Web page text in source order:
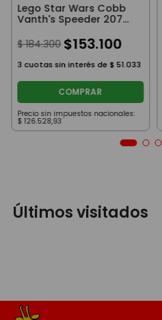
Lego Star Wars Cobb
Vanth's Speeder 207
$ 184.300 $153.100
3 cuotas sin interés de $ 51.033
COMPRAR
Precio sin impuestos nacionales:
$ 126.528,93
Últimos visitados